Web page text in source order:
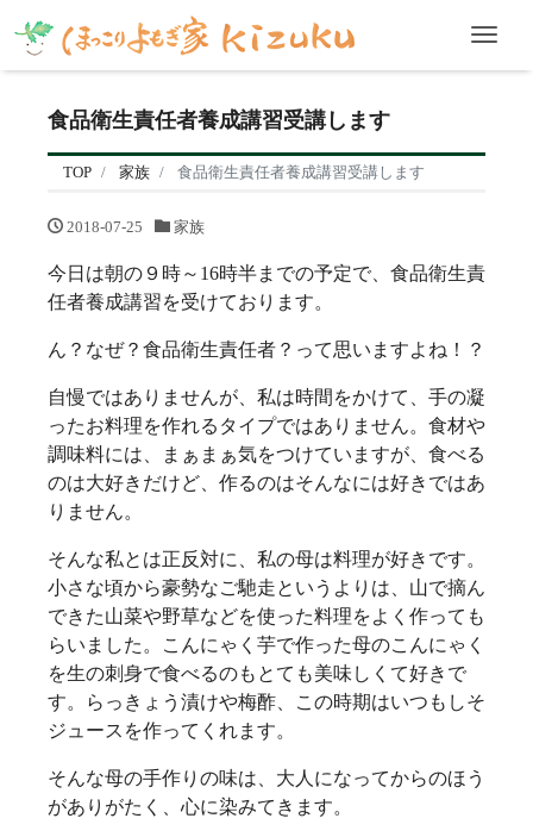
食品衛生責任者養成講習受講します
TOP 家族 食品衛生責任者養成講習受講します
2018-07-25 家族
今日は朝の９時～16時半までの予定で、食品衛生責
任者養成講習を受けております。
ん？なぜ？食品衛生責任者？って思いますよね！？
自慢ではありませんが、私は時間をかけて、手の凝
ったお料理を作れるタイプではありません。食材や
調味料には、まぁまぁ気をつけていますが、食べる
のは大好きだけど、作るのはそんなには好きではあ
りません。
そんな私とは正反対に、私の母は料理が好きです。
小さな頃から豪勢なご馳走というよりは、山で摘ん
できた山菜や野草などを使った料理をよく作っても
らいました。こんにゃく芋で作った母のこんにゃく
を生の刺身で食べるのもとても美味しくて好きで
す。らっきょう漬けや梅酢、この時期はいつもしそ
ジュースを作ってくれます。
そんな母の手作りの味は、大人になってからのほう
がありがたく、心に染みてきます。